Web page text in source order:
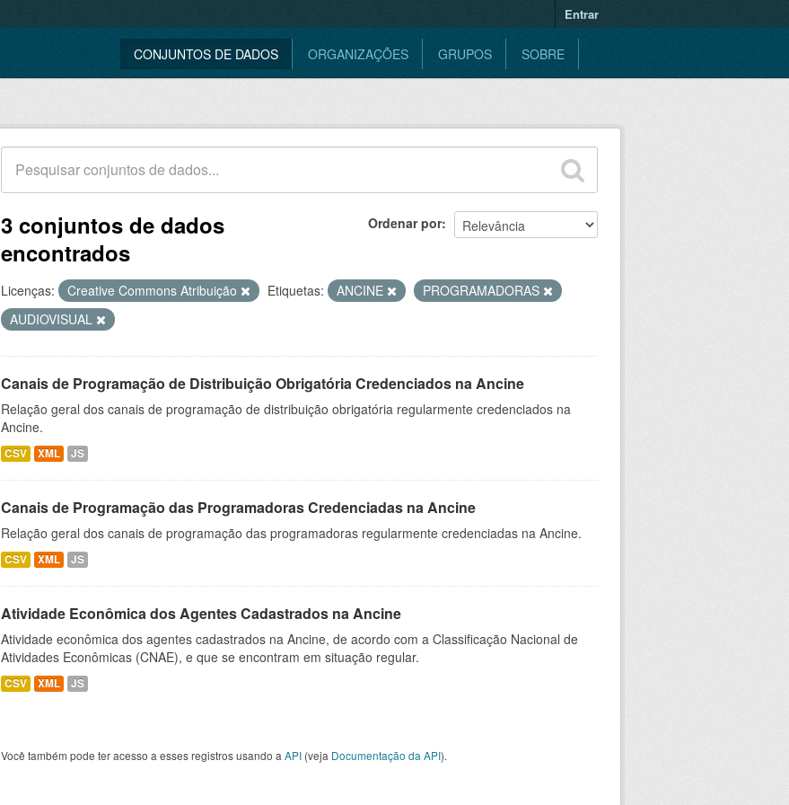
Entrar
CONJUNTOS DE DADOS ORGANIZAÇÕES GRUPOS SOBRE
Ordenar por
3 conjuntos de dados
encontrados
Licenças: Creative Commons Atribuição Etiquetas: ANCINE
PROGRAMADORAS
AUDIOVISUAL
Canais de Programação de Distribuição Obrigatória Credenciados na Ancine
Relação geral dos canais de programação de distribuição obrigatória regularmente credenciados na
Ancine.
CSV XML JS
Canais de Programação das Programadoras Credenciadas na Ancine
Relação geral dos canais de programação das programadoras regularmente credenciadas na Ancine.
CSV XML JS
Atividade Econômica dos Agentes Cadastrados na Ancine
Atividade econômica dos agentes cadastrados na Ancine, de acordo com a Classificação Nacional de
Atividades Econômicas (CNAE), e que se encontram em situação regular.
CSV XML JS
Você também pode ter acesso a esses registros usando a API (veja Documentação da API).